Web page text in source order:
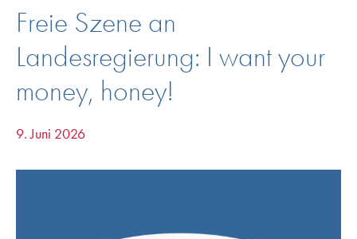
Freie Szene an
Landesregierung: I want your
money, honey!
9. Juni 2026